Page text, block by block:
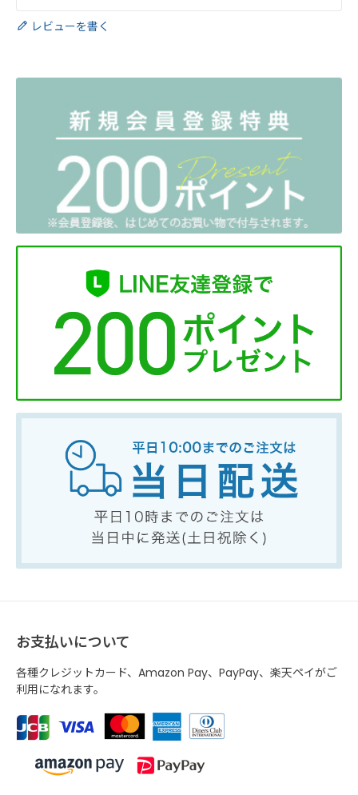
レビューを書く
お支払いについて
各種クレジットカード、Amazon Pay、PayPay、楽天ペイがご
利用になれます。